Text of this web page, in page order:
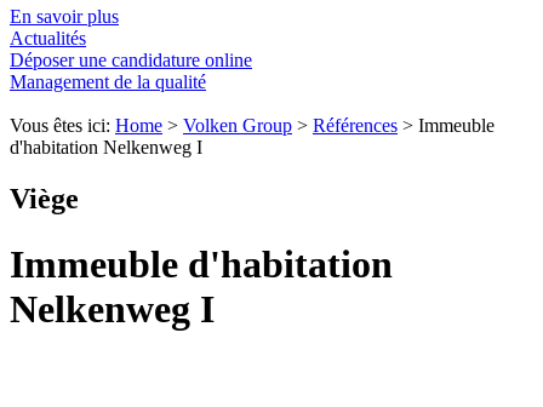
En savoir plus
Actualités
Déposer une candidature online
Management de la qualité
Vous êtes ici: Home > Volken Group > Références > Immeuble
d'habitation Nelkenweg I
Viège
Immeuble d'habitation
Nelkenweg I